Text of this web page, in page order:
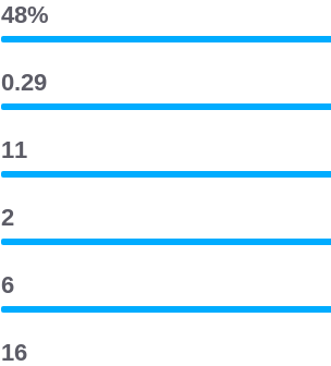
48‎%‎
0.29
11
2
6
16